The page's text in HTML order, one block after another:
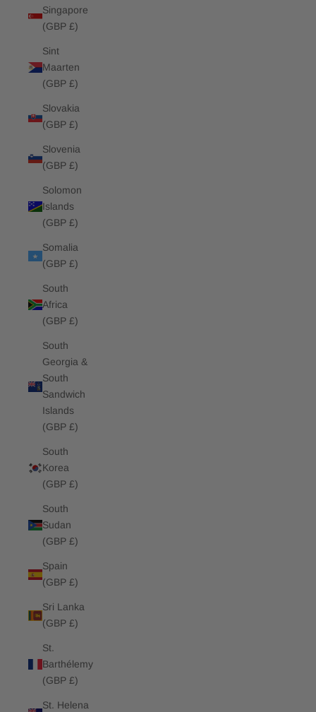
Singapore
(GBP £)
Sint
Maarten
(GBP £)
Slovakia
(GBP £)
Slovenia
(GBP £)
Solomon
Islands
(GBP £)
Somalia
(GBP £)
South
Africa
(GBP £)
South
Georgia &
South
Sandwich
Islands
(GBP £)
South
Korea
(GBP £)
South
Sudan
(GBP £)
Spain
(GBP £)
Sri Lanka
(GBP £)
St.
Barthélemy
(GBP £)
St. Helena